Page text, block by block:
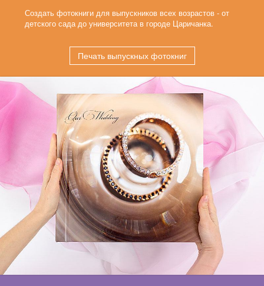
Создать фотокниги для выпускников всех возрастов - от
детского сада до университета в городе Царичанка.
Печать выпускных фотокниг